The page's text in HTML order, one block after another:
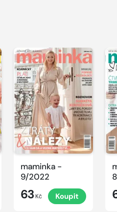
maminka -
9/2022
63 Kč Koupit